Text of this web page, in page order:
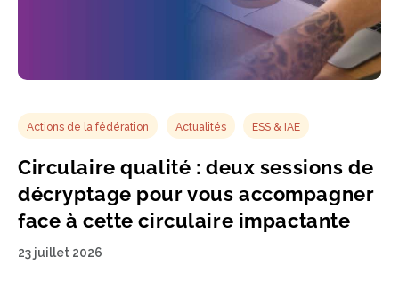
Actions de la fédération Actualités ESS & IAE
Circulaire qualité : deux sessions de
décryptage pour vous accompagner
face à cette circulaire impactante
23 juillet 2026